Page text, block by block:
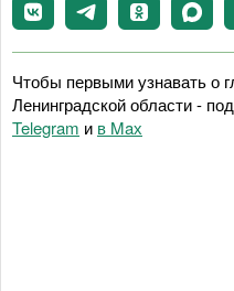
Чтобы первыми узнавать о
Ленинградской области -
Telegram и в Maх